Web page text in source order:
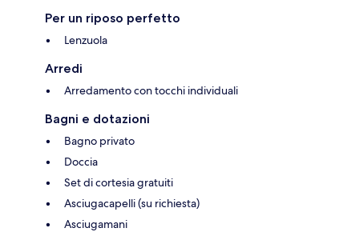
Per un riposo perfetto
Lenzuola
Arredi
Arredamento con tocchi individuali
Bagni e dotazioni
Bagno privato
Doccia
Set di cortesia gratuiti
Asciugacapelli (su richiesta)
Asciugamani